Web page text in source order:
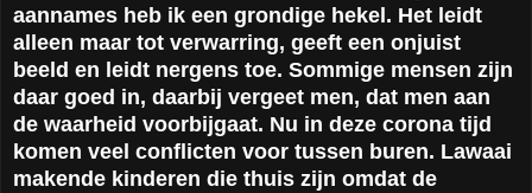
aannames heb ik een grondige hekel. Het leidt
alleen maar tot verwarring, geeft een onjuist
beeld en leidt nergens toe. Sommige mensen zijn
daar goed in, daarbij vergeet men, dat men aan
de waarheid voorbijgaat. Nu in deze corona tijd
komen veel conflicten voor tussen buren. Lawaai
makende kinderen die thuis zijn omdat de